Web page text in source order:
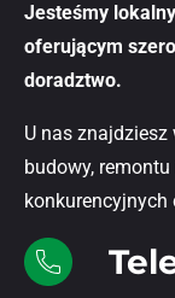
Jesteśmy
oferującym
doradztwo.
U nas
budowy,
konkurencyjnych